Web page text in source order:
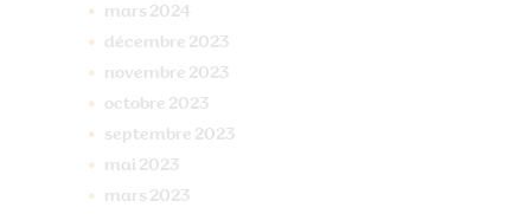
mars 2024
décembre 2023
novembre 2023
octobre 2023
septembre 2023
mai 2023
mars 2023